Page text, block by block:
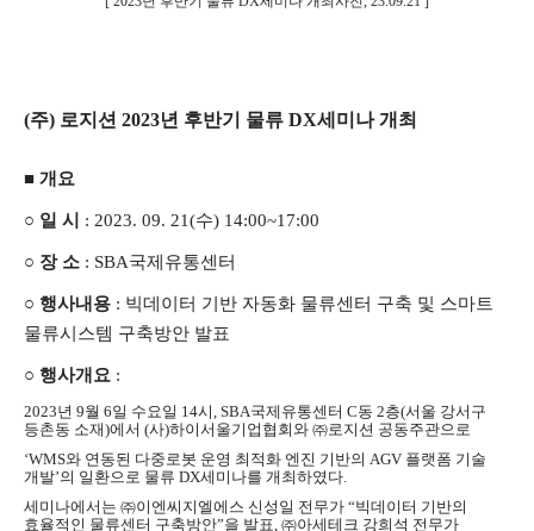
(주) 로지션 2023년 후반기 물류 DX세미나 개최
■ 개요
○ 일 시 : 2023. 09. 21(수) 14:00~17:00
○ 장 소 : SBA국제유통센터
○ 행사내용 : 빅데이터 기반 자동화 물류센터 구축 및 스마트
물류시스템 구축방안 발표
○ 행사개요 :
2023년 9월 6일 수요일 14시, SBA국제유통센터 C동 2층(서울 강서구
등촌동 소재)에서 (사)하이서울기업협회와 ㈜로지션 공동주관으로
‘WMS와 연동된 다중로봇 운영 최적화 엔진 기반의 AGV 플랫폼 기술
개발’의 일환으로 물류 DX세미나를 개최하였다.
세미나에서는 ㈜이엔씨지엘에스 신성일 전무가 “빅데이터 기반의
효율적인 물류센터 구축방안”을 발표, ㈜아세테크 강희석 전무가